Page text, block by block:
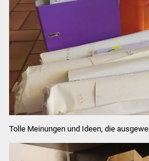
Tolle Meinungen und Ideen, die